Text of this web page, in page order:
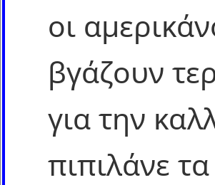
οι
βγάζουν
για την
πιπιλάνε